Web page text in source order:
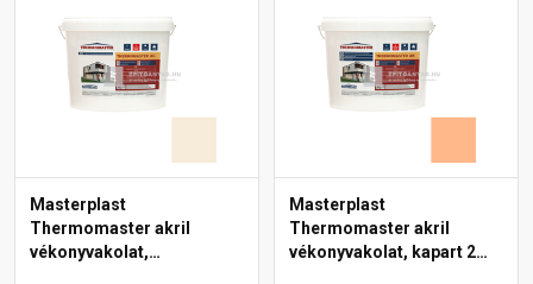
Masterplast
Thermomaster akril
vékonyvakolat,
Masterplast
Thermomaster akril
vékonyvakolat, kapart 2